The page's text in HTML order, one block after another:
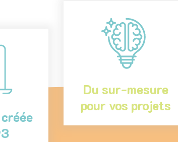
Du sur-mesure
pour vos projets